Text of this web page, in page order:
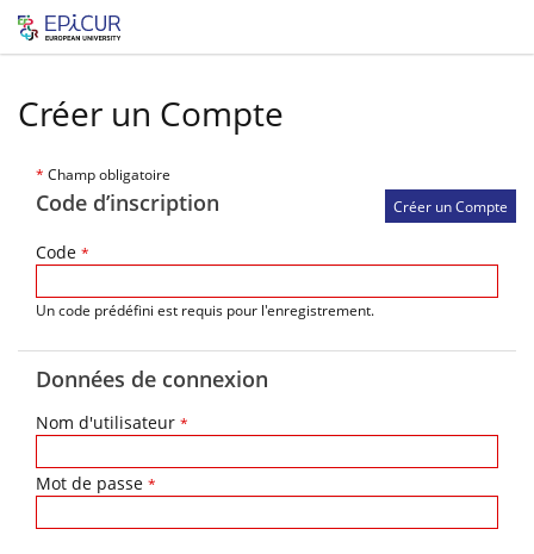
Créer un Compte
* Champ obligatoire
Code d’inscription
Code *
Un code prédéfini est requis pour l'enregistrement.
Données de connexion
Nom d'utilisateur *
Mot de passe *